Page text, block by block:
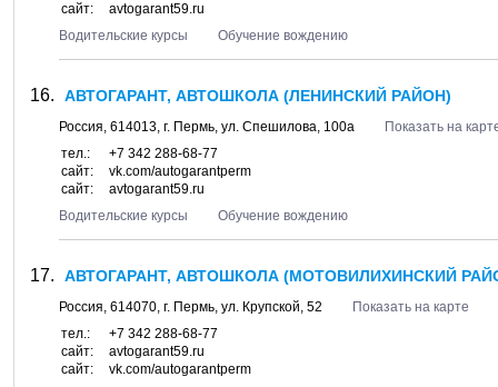
сайт:
avtogarant59.ru
Водительские курсы
Обучение вождению
АВТОГАРАНТ, АВТОШКОЛА (ЛЕНИНСКИЙ РАЙОН)
Россия, 614013, г. Пермь, ул. Спешилова, 100а
Показать на
тел.:
+7 342 288-68-77
сайт:
vk.com/autogarantperm
сайт:
avtogarant59.ru
Водительские курсы
Обучение вождению
АВТОГАРАНТ, АВТОШКОЛА (МОТОВИЛИХИНСКИЙ
Россия, 614070, г. Пермь, ул. Крупской, 52
Показать на карте
тел.:
+7 342 288-68-77
сайт:
avtogarant59.ru
сайт:
vk.com/autogarantperm